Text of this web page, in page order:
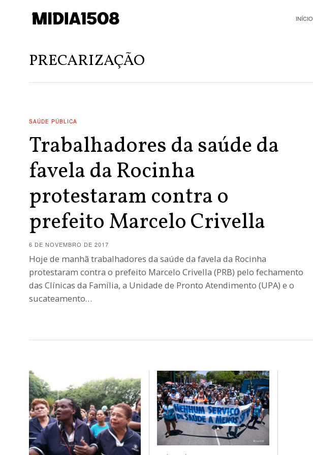
INÍCIO
PRECARIZAÇÃO
SAÚDE PÚBLICA
Trabalhadores da saúde da
favela da Rocinha
protestaram contra o
prefeito Marcelo Crivella
6 DE NOVEMBRO DE 2017
Hoje de manhã trabalhadores da saúde da favela da Rocinha
protestaram contra o prefeito Marcelo Crivella (PRB) pelo fechamento
das Clínicas da Família, a Unidade de Pronto Atendimento (UPA) e o
sucateamento…